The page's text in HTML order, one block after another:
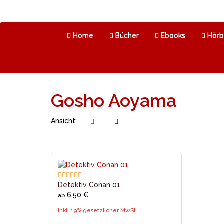
main
Home Bücher Ebooks
Gosho Aoyama
Ansicht:
Detektiv Conan 01
ab 6,50 €
inkl. 19% gesetzlicher MwSt.